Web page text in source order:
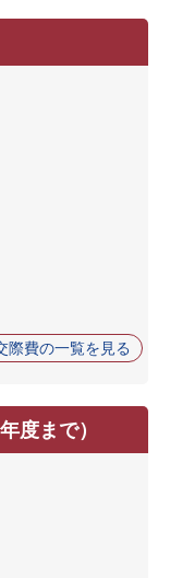
際費の一覧を見る
度まで）